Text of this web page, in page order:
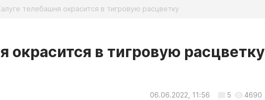
телебашня окрасится в тигровую расцветку
окрасится в тигровую расцветку
06.06.2022, 11:56 5 4690